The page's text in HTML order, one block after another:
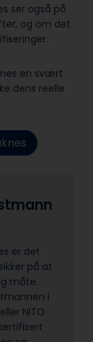
ser også på
og om det
en svært
dens reelle
er det
på at
måte.
i
eller NITO